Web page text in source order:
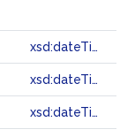
xsd:dateTime
xsd:dateTime
xsd:dateTime